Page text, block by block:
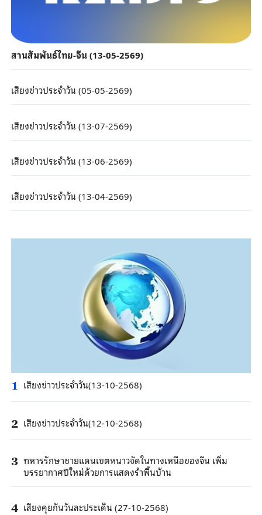
สานสัมพันธ์ไทย-จีน (13-05-2569)
เสียงข่าวประจำวัน (05-05-2569)
เสียงข่าวประจำวัน (13-07-2569)
เสียงข่าวประจำวัน (13-06-2569)
เสียงข่าวประจำวัน (13-04-2569)
1 เสียงข่าวประจำวัน(13-10-2568)
2 เสียงข่าวประจำวัน(12-10-2568)
3 ทหารรักษาชายแดนเขตหนาวจัดในทางเหนือของจีน เพิ่ม
บรรยากาศปีใหม่ด้วยการแสดงรำพื้นบ้าน
4 เสียงคุยกันวันละประเด็น (27-10-2568)